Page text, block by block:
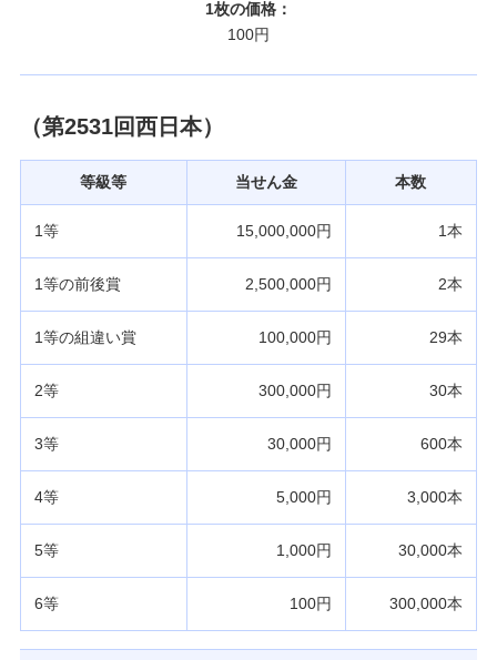
1枚の価格：
100円
（第2531回西日本）
等級等 当せん金 本数
1等 15,000,000円 1本
1等の前後賞 2,500,000円 2本
1等の組違い賞 100,000円 29本
2等 300,000円 30本
3等 30,000円 600本
4等 5,000円 3,000本
5等 1,000円 30,000本
6等 100円 300,000本